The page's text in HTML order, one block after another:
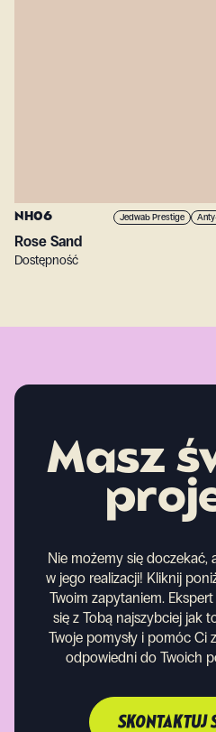
NH06 Jedwab Prestige
Rose Sand
Dostępność
Masz
Nie możemy się
w jego realizacji! Kliknij
Twoim zapytaniem.
się z Tobą najszybciej jak
Twoje pomysły i pomóc Ci
odpowiedni do Twoich
SKONTAKTUJ